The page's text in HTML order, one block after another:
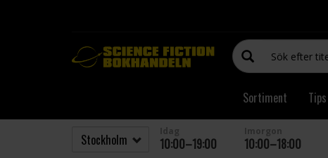
Sortiment
10:00–19:00 10:00–18:00